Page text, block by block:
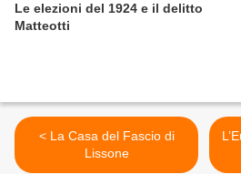
Le elezioni del 1924 e il delitto
Matteotti
< La Casa del Fascio di
Lissone